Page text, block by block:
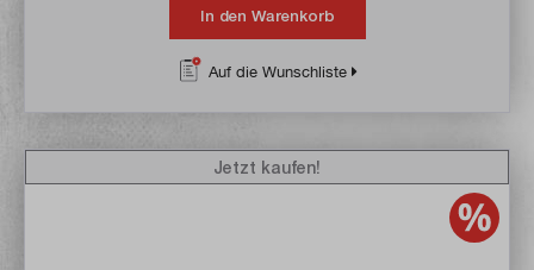
In den Warenkorb
Auf die Wunschliste
Jetzt kaufen!